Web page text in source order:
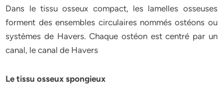
Dans le tissu osseux compact, les lamelles osseuses
forment des ensembles circulaires nommés ostéons ou
systèmes de Havers. Chaque ostéon est centré par un
canal, le canal de Havers
Le tissu osseux spongieux